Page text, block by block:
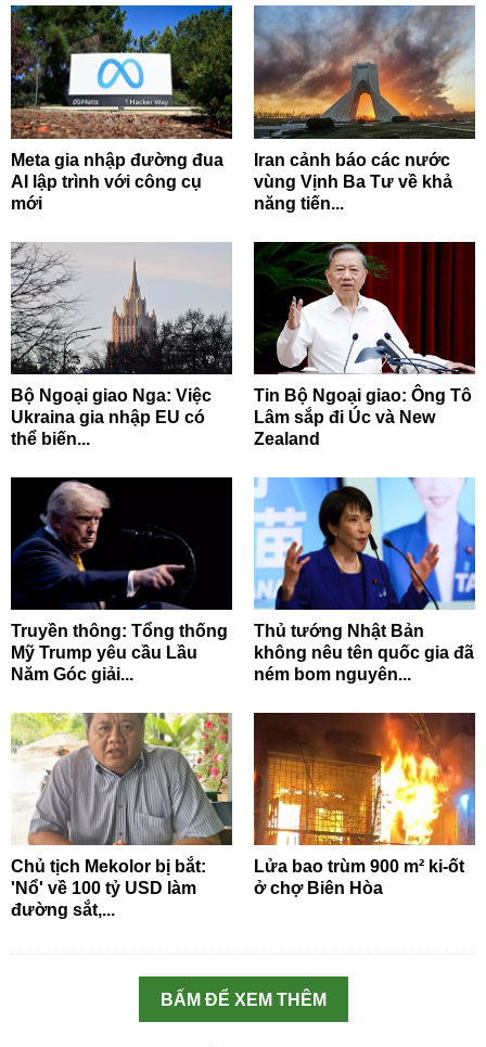
Meta gia nhập đường đua
AI lập trình với công cụ
mới
Iran cảnh báo các nước
vùng Vịnh Ba Tư về khả
năng tiến...
Bộ Ngoại giao Nga: Việc
Ukraina gia nhập EU có
thể biến...
Tin Bộ Ngoại giao: Ông Tô
Lâm sắp đi Úc và New
Zealand
Truyền thông: Tổng thống
Mỹ Trump yêu cầu Lầu
Năm Góc giải...
Thủ tướng Nhật Bản
không nêu tên quốc gia đã
ném bom nguyên...
Chủ tịch Mekolor bị bắt:
'Nổ' về 100 tỷ USD làm
đường sắt,...
Lửa bao trùm 900 m² ki-ốt
ở chợ Biên Hòa
BẤM ĐỂ XEM THÊM